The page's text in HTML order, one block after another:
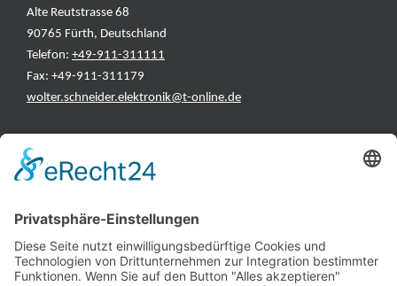
Alte Reutstrasse 68
90765 Fürth, Deutschland
Telefon: +49-911-311111
Fax: +49-911-311179
wolter.schneider.elektronik@t-online.de
INFORMATIONEN
Hersteller